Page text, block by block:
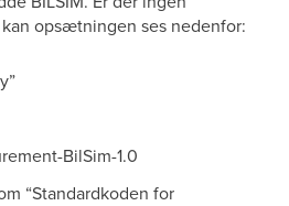
opsætningen ses nedenfor:
BilSim-1.0
“Standardkoden for